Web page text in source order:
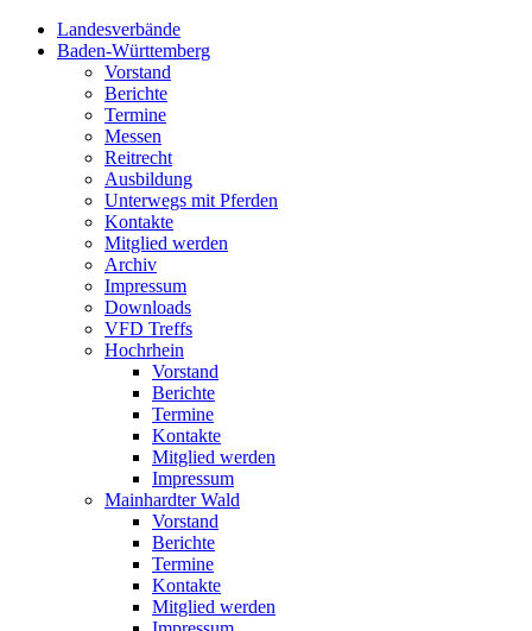
Landesverbände
Baden-Württemberg
Vorstand
Berichte
Termine
Messen
Reitrecht
Ausbildung
Unterwegs mit Pferden
Kontakte
Mitglied werden
Archiv
Impressum
Downloads
VFD Treffs
Hochrhein
Vorstand
Berichte
Termine
Kontakte
Mitglied werden
Impressum
Mainhardter Wald
Vorstand
Berichte
Termine
Kontakte
Mitglied werden